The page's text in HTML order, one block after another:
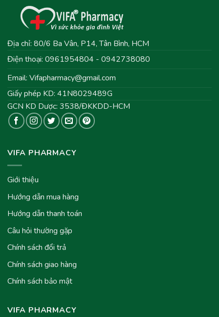
Địa chỉ: 80/6 Ba Vân, P14, Tân Bình, HCM
Điện thoại: 0961954804 - 0942738080
Email: Vifapharmacy@gmail.com
Giấy phép KD: 41N8029489G
GCN KD Dược: 3538/ĐKKDD-HCM
VIFA PHARMACY
Giới thiệu
Hướng dẫn mua hàng
Hướng dẫn thanh toán
Câu hỏi thường gặp
Chính sách đổi trả
Chính sách giao hàng
Chính sách bảo mật
VIFA PHARMACY